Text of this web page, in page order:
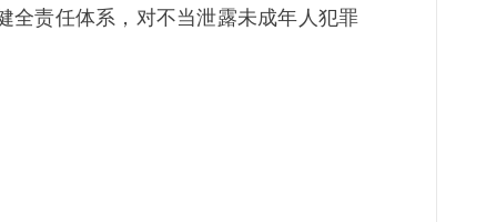
全责任体系，对不当泄露未成年人犯罪